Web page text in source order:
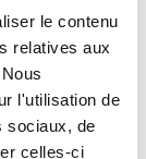
le contenu
relatives aux
l'utilisation de
sociaux, de
celles-ci
in liveS.
and no
are
abundance
studies,